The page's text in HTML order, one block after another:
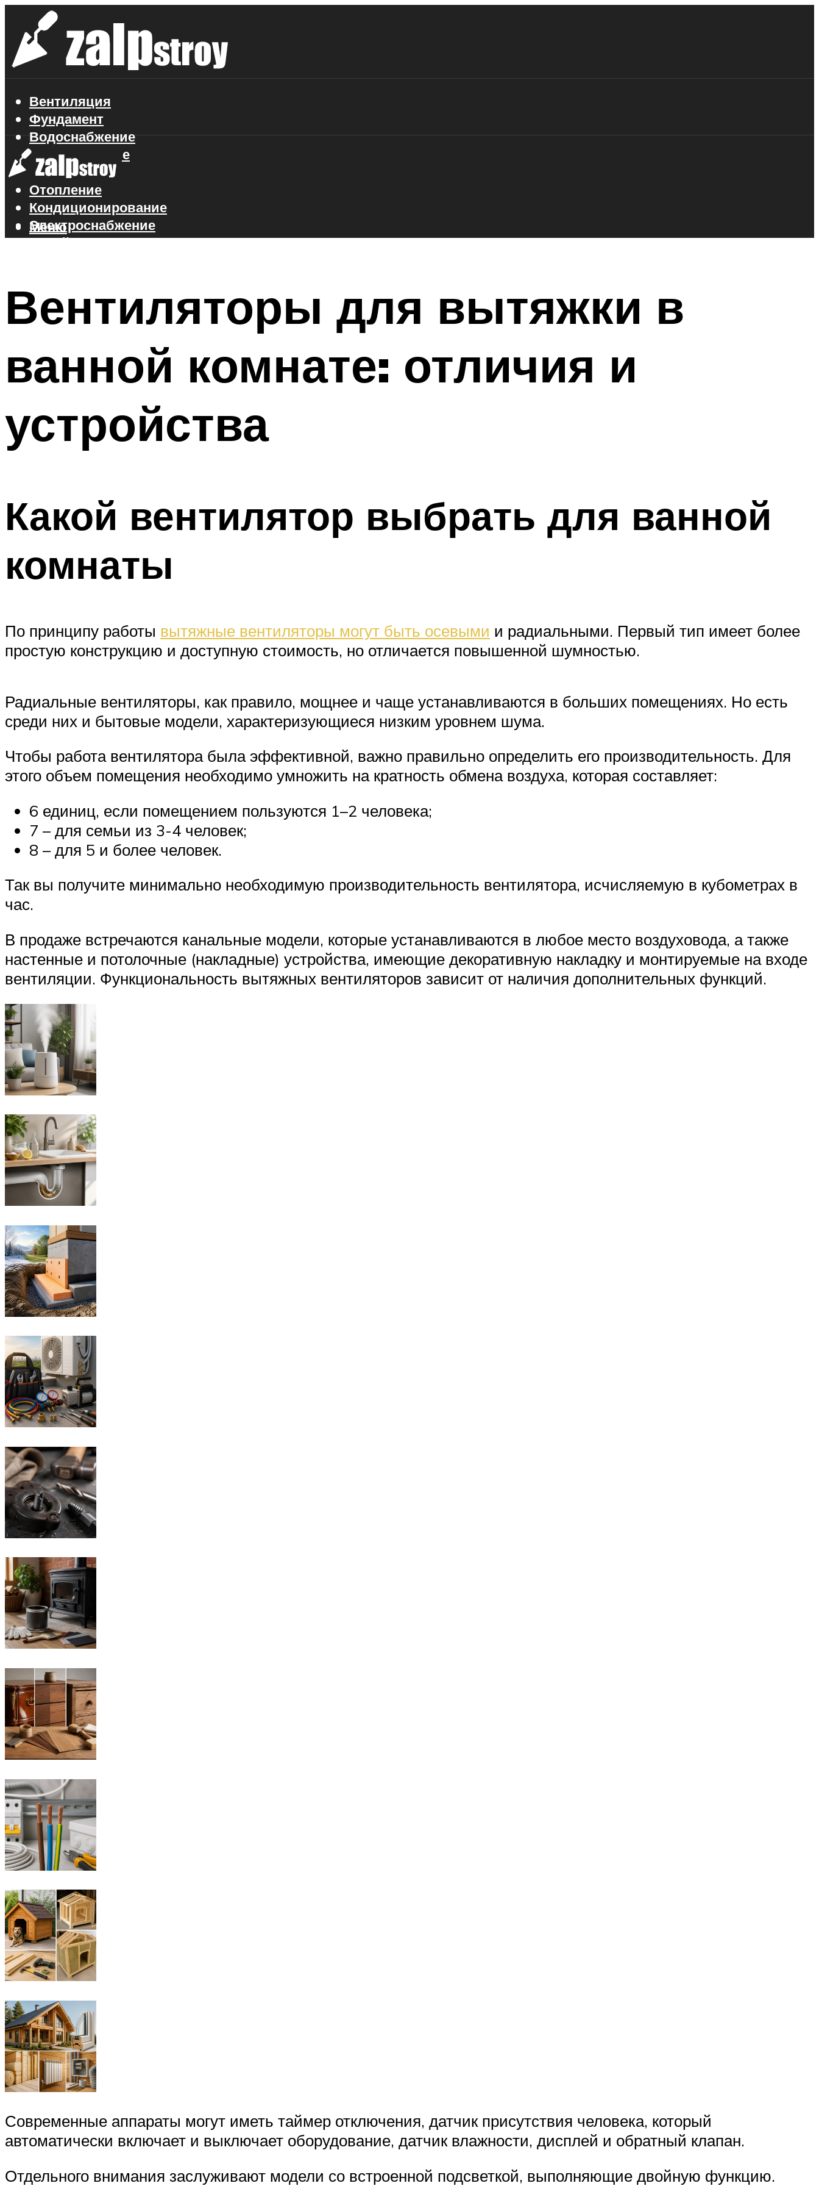
Вентиляция
Фундамент
Водоснабжение
Газоснабжение
Канализация
Отопление
Кондиционирование
Электроснабжение
Стройматериалы
Меню
Вентиляторы для вытяжки в
ванной комнате: отличия и
устройства
Какой вентилятор выбрать для ванной
комнаты
По принципу работы вытяжные вентиляторы могут быть осевыми и радиальными. Первый тип имеет более
простую конструкцию и доступную стоимость, но отличается повышенной шумностью.
Радиальные вентиляторы, как правило, мощнее и чаще устанавливаются в больших помещениях. Но есть
среди них и бытовые модели, характеризующиеся низким уровнем шума.
Чтобы работа вентилятора была эффективной, важно правильно определить его производительность. Для
этого объем помещения необходимо умножить на кратность обмена воздуха, которая составляет:
6 единиц, если помещением пользуются 1–2 человека;
7 – для семьи из 3-4 человек;
8 – для 5 и более человек.
Так вы получите минимально необходимую производительность вентилятора, исчисляемую в кубометрах в
час.
В продаже встречаются канальные модели, которые устанавливаются в любое место воздуховода, а также
настенные и потолочные (накладные) устройства, имеющие декоративную накладку и монтируемые на входе
вентиляции. Функциональность вытяжных вентиляторов зависит от наличия дополнительных функций.
Современные аппараты могут иметь таймер отключения, датчик присутствия человека, который
автоматически включает и выключает оборудование, датчик влажности, дисплей и обратный клапан.
Отдельного внимания заслуживают модели со встроенной подсветкой, выполняющие двойную функцию.